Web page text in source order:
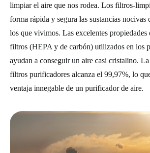
limpiar el aire que nos rodea. Los filtros-
forma rápida y segura las sustancias nocivas
los que vivimos. Las excelentes propiedades
filtros (HEPA y de carbón) utilizados en los
ayudan a conseguir un aire casi cristalino.
filtros purificadores alcanza el 99,97%, lo
ventaja innegable de un purificador de aire.